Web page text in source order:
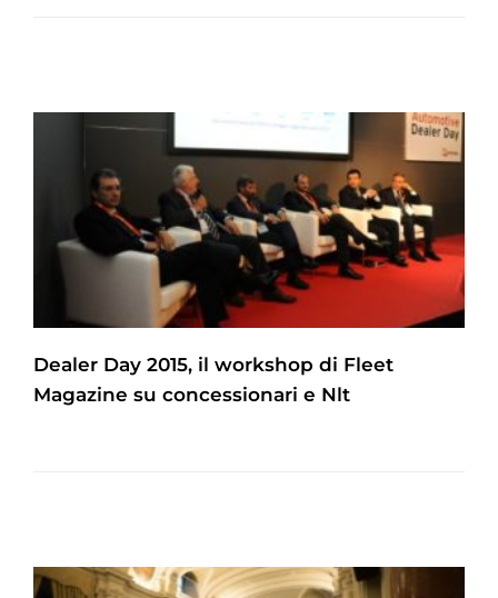
Dealer Day 2015, il workshop di Fleet
Magazine su concessionari e Nlt